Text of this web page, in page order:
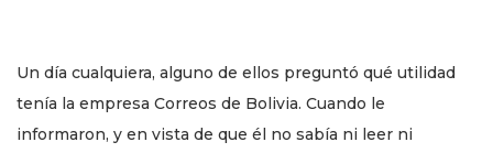
Un día cualquiera, alguno de ellos preguntó qué utilidad
tenía la empresa Correos de Bolivia. Cuando le
informaron, y en vista de que él no sabía ni leer ni